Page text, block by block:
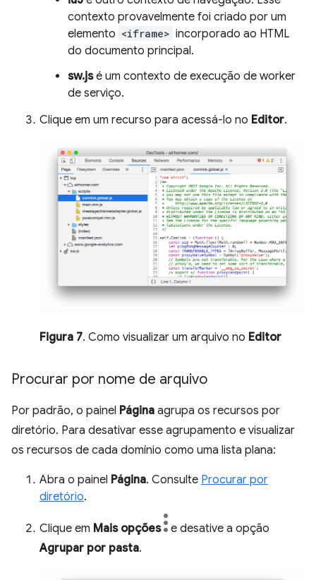
contexto provavelmente foi criado por um
elemento <iframe> incorporado ao HTML
do documento principal.
sw.jsé um contexto de execução de worker
de serviço.
Clique em um recurso para acessá-lo no Editor.
Figura 7. Como visualizar um arquivo no Editor
Procurar por nome de arquivo
Por padrão, o painel Página agrupa os recursos por
diretório. Para desativar esse agrupamento e visualizar
os recursos de cada domínio como uma lista plana:
Abra o painel Página. Consulte Procurar por
diretório.
Clique em Mais opções
e desative a opção
Agrupar por pasta.